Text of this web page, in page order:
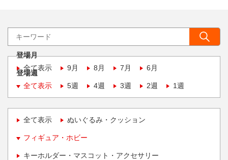
登場月
全て表示
9月 8月 7月 6月
登場週
全て表示
5週 4週 3週 2週 1週
全て表示 ぬいぐるみ・クッション
フィギュア・ホビー
キーホルダー・マスコット・アクセサリー